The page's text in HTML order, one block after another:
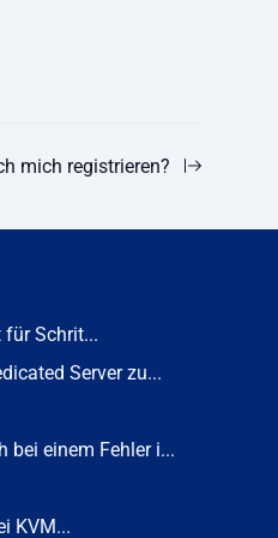
mich registrieren?
Schrit...
Server zu...
bei einem Fehler i...
KVM...